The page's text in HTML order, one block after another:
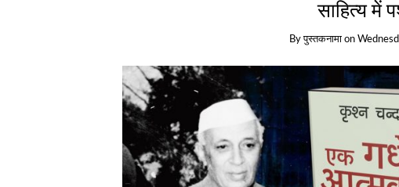
साहित्य में
Byपुस्तकनामा on